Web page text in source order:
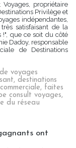
propriétaire
Privilège et
indépendantes,
satisfaisant de la
!", que ce soit du côté
Dadoy, responsable
de Destinations
voyages
, destinations
, faites
consult voyages,
du réseau
ont